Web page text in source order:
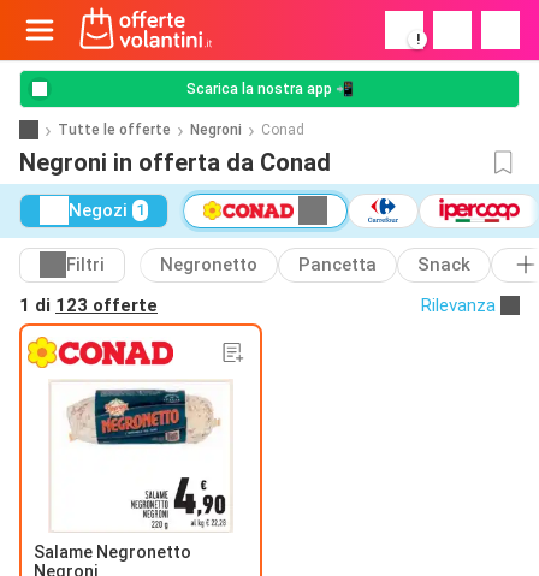
!
Scarica la nostra app 📲
Tutte le offerte Negroni Conad
Negroni in offerta da Conad
Negozi 1
Filtri Negronetto Pancetta
Snack
1 di 123 offerte Rilevanza
Salame Negronetto
Negroni